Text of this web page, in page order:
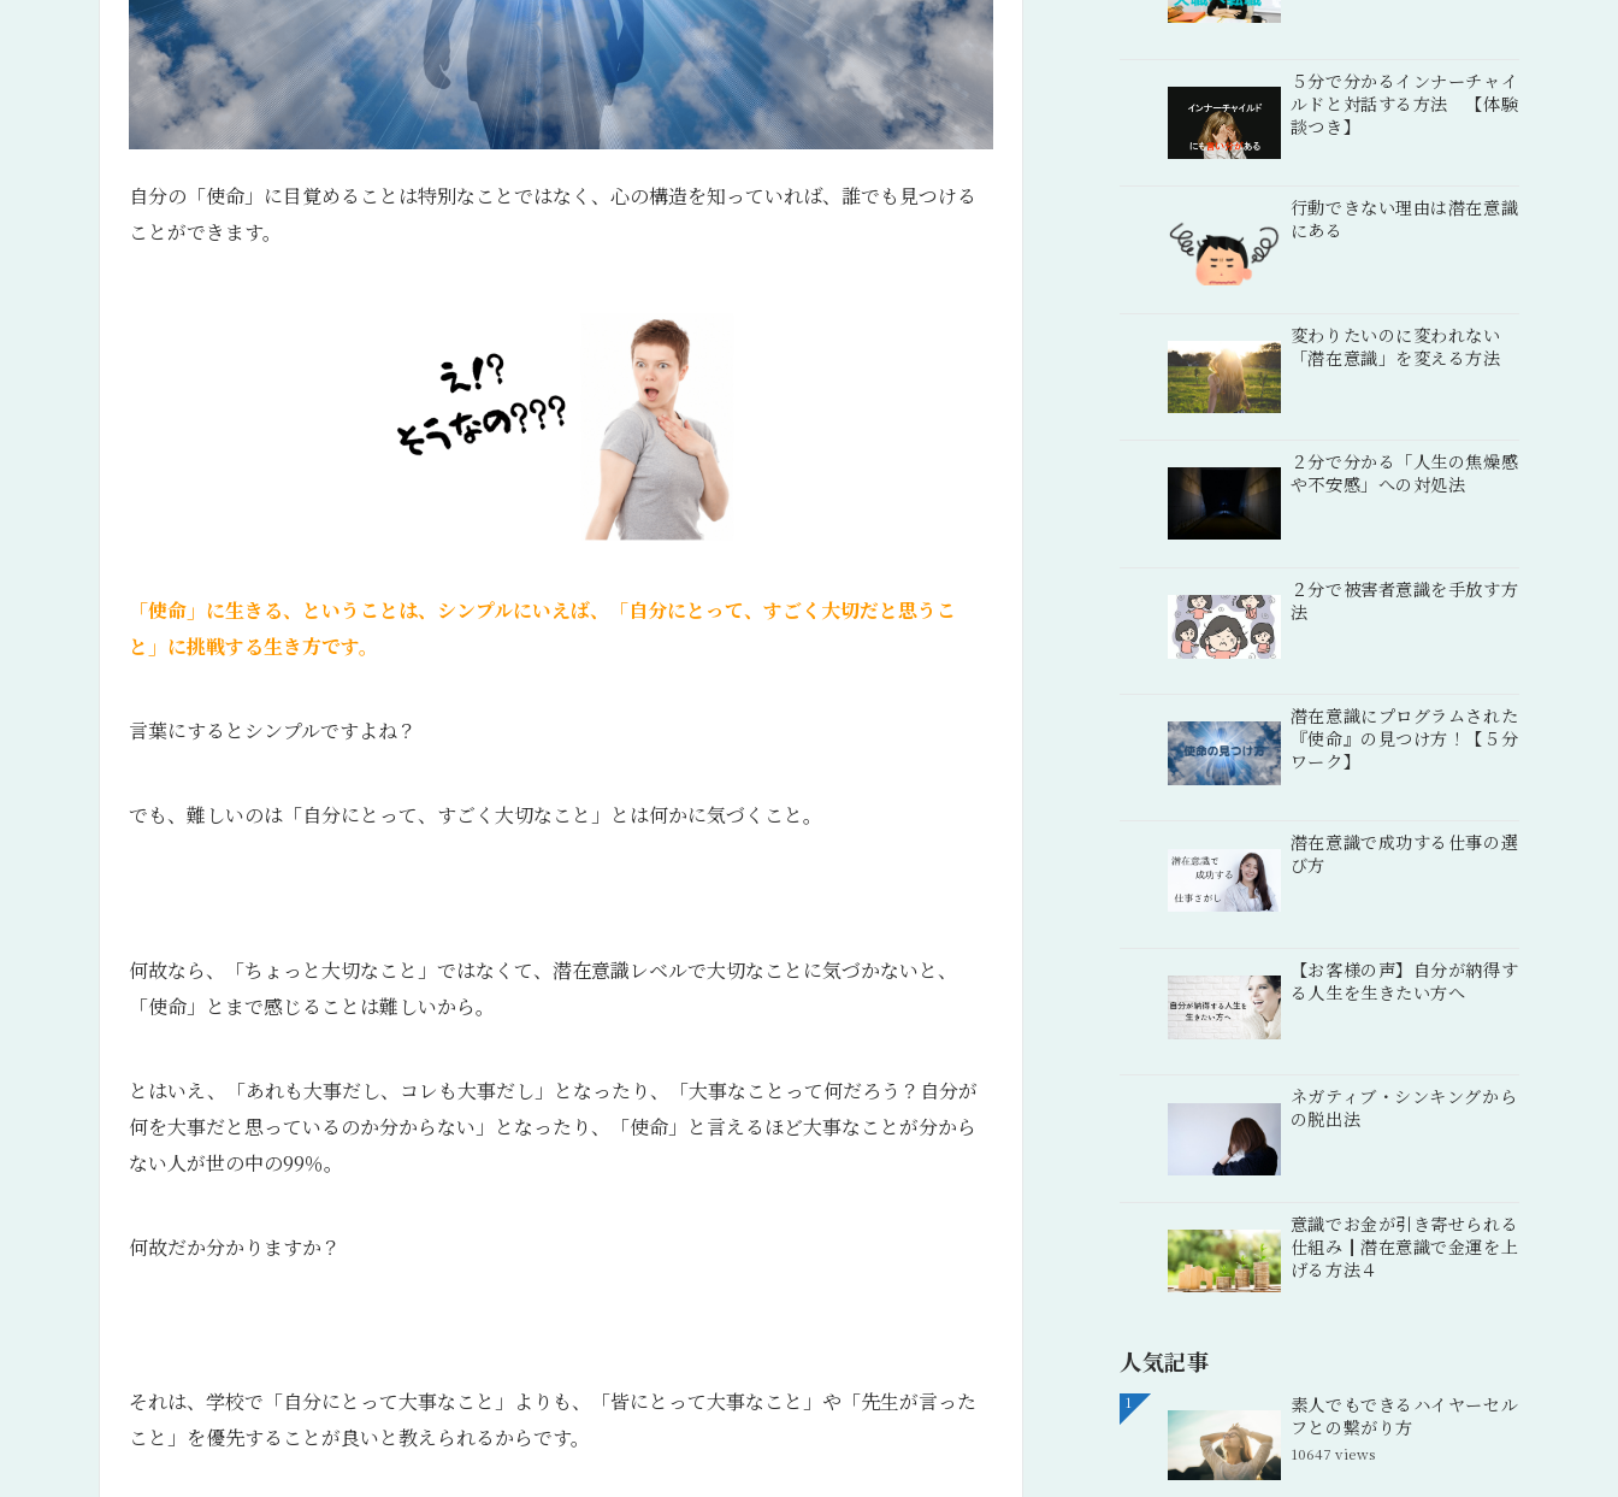
自分の「使命」に目覚めることは特別なことではなく、心の構造を知っていれば、誰でも見つける
ことができます。
「使命」に生きる、ということは、シンプルにいえば、「自分にとって、すごく大切だと思うこ
と」に挑戦する生き方です。
言葉にするとシンプルですよね？
でも、難しいのは「自分にとって、すごく大切なこと」とは何かに気づくこと。
何故なら、「ちょっと大切なこと」ではなくて、潜在意識レベルで大切なことに気づかないと、
「使命」とまで感じることは難しいから。
とはいえ、「あれも大事だし、コレも大事だし」となったり、「大事なことって何だろう？自分が
何を大事だと思っているのか分からない」となったり、「使命」と言えるほど大事なことが分から
ない人が世の中の99％。
何故だか分かりますか？
それは、学校で「自分にとって大事なこと」よりも、「皆にとって大事なこと」や「先生が言った
こと」を優先することが良いと教えられるからです。
５分で分かるインナーチャイ
ルドと対話する方法 【体験
談つき】
行動できない理由は潜在意識
にある
変わりたいのに変われない
「潜在意識」を変える方法
２分で分かる「人生の焦燥感
や不安感」への対処法
２分で被害者意識を手放す方
法
潜在意識にプログラムされた
『使命』の見つけ方！【５分
ワーク】
潜在意識で成功する仕事の選
び方
【お客様の声】自分が納得す
る人生を生きたい方へ
ネガティブ・シンキングから
の脱出法
意識でお金が引き寄せられる
仕組み┃潜在意識で金運を上
げる方法４
人気記事
1
素人でもできるハイヤーセル
フとの繋がり方
10647 views